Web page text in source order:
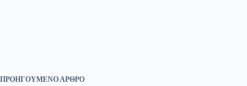
ΠΡΟΗΓΟΎΜΕΝΟΆΡΘΡΟ